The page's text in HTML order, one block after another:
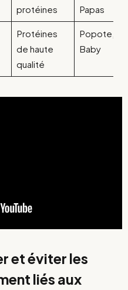
protéines
Papas
Protéines
de haute
qualité
Popote,
Baby
et éviter les
liés aux